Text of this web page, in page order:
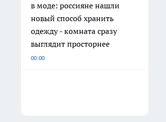
в моде: россияне нашли
новый способ хранить
одежду - комната сразу
выглядит просторнее
00:00